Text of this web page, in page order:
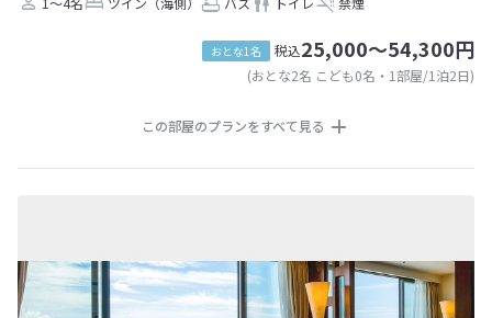
おとな1名 税込25,000～54,300円
(おとな2名 こども0名・1部屋/1泊2日)
この部屋のプランをすべて見る